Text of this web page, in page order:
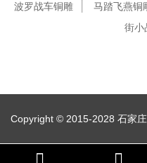
波罗战车铜雕
马踏飞燕铜
街小
Copyright © 2015-2028 石家